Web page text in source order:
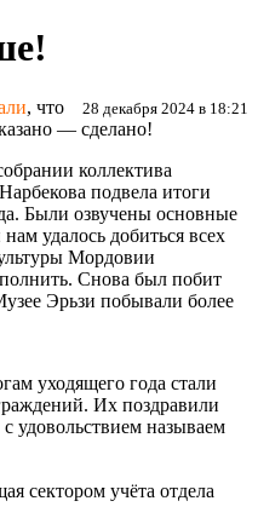
28 декабря 2024 в 18:21
, что
— сделано!
коллектива
подвела итоги
Были озвучены основные
удалось добиться всех
Мордовии
Снова был побит
Эрьзи побывали более
уходящего года стали
Их поздравили
удовольствием называем
сектором учёта отдела